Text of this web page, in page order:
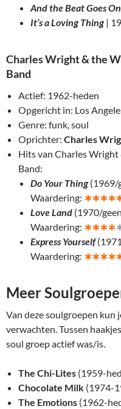
And the Beat Goes On
It’s a Loving Thing |
Charles Wright & the
Band
Actief: 1962-heden
Opgericht in: Los
Genre: funk, soul
Oprichter: Charles
Hits van Charles
Band:
Do Your Thing (1969/
Waardering: ∗
Love Land (1970/
Waardering: ∗∗∗∗
Express Yourself
Waardering: ∗
Meer
Van deze soulgroepen
verwachten. Tussen
soul groep actief was/is.
The Chi-Lites (1959-
Chocolate Milk (1974-
The Emotions (1962-